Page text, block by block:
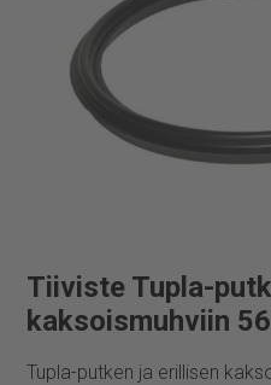
Tiiviste Tupla-
kaksoismuhviin
Tupla-putken ja erillisen